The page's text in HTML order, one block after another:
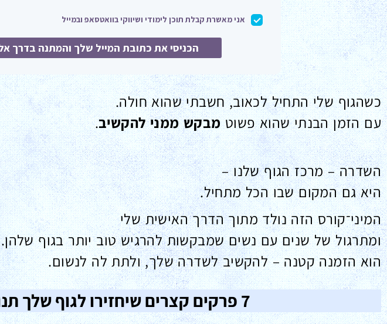
כשהגוף שלי התחיל לכאוב, חשבתי שהוא חולה.
עם הזמן הבנתי שהוא פשוטמבקש ממני להקשיב.
השדרה – מרכז הגוף שלנו –
היא גם המקום שבו הכל מתחיל.
המיני־קורס הזה נולד מתוך הדרך האישית שלי
ומתרגול של שנים עם נשים שמבקשות להרגיש טוב יותר בגוף שלהן.
הוא הזמנה קטנה – להקשיב לשדרה שלך, ולתת לה לנשום.
7 פרקים קצרים שיחזירו לגוף שלך תנועה וחיים